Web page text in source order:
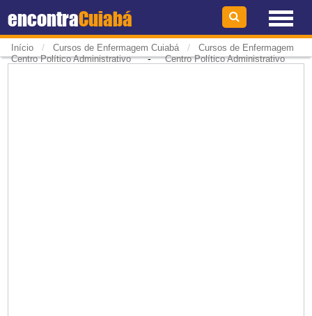
encontraCuiabá
Início / Cursos de Enfermagem Cuiabá / Cursos de Enfermagem
Centro Político Administrativo-Centro Político Administrativo